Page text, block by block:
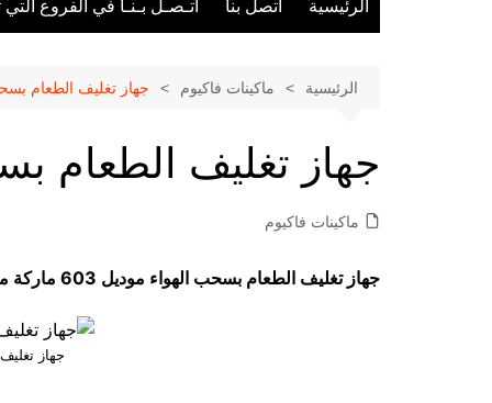
الرئيسية اتصل بنا اتـصـل بـنـا في الفروع
الرئيسية ماكينات فاكيوم جهاز تغليف الطعام
جهاز تغليف الطعام
ماكينات فاكيوم
جهاز تغليف الطعام بسحب الهواء موديل 603 ماركة مهندس منسي
جهاز